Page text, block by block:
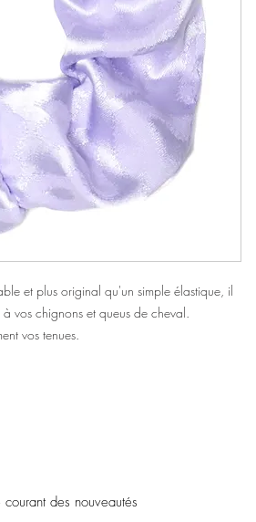
et plus original qu'un simple élastique, il
vos chignons et queus de cheval.
vos tenues.
des nouveautés